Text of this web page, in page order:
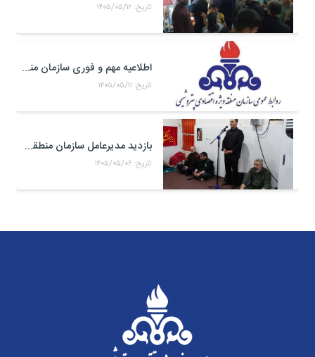
تاریخ: ۱۴۰۵/۰۵/۱۲
اطلاعیه مهم و فوری سازمان منطقه ویژه اقتصادی پتروشیمی
تاریخ: ۱۴۰۵/۰۵/۱۱
بازدید مدیرعامل سازمان منطقه ویژه اقتصادی پتروشیمی از موکب حضرت علی اکبر(ع) کارکنان منطقه ویژه اقتصادی پتروشیمی در مرز شلمچه
تاریخ: ۱۴۰۵/۰۵/۰۶